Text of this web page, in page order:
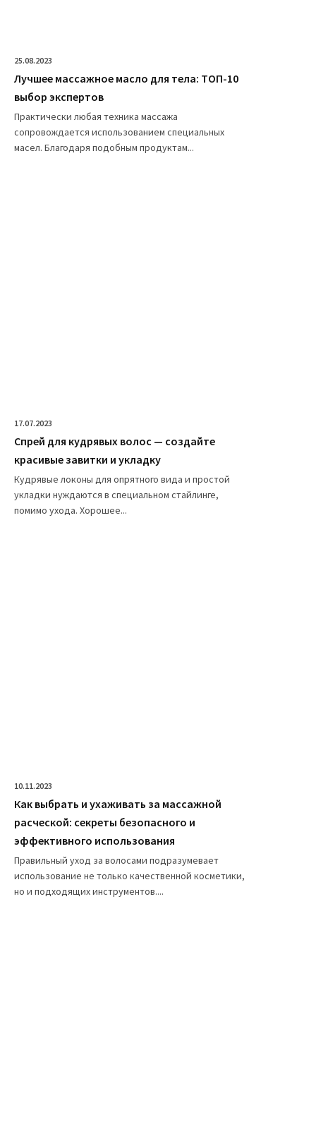
25.08.2023
Лучшее массажное масло для тела: ТОП-10
выбор экспертов
Практически любая техника массажа
сопровождается использованием специальных
масел. Благодаря подобным продуктам...
17.07.2023
Спрей для кудрявых волос — создайте
красивые завитки и укладку
Кудрявые локоны для опрятного вида и простой
укладки нуждаются в специальном стайлинге,
помимо ухода. Хорошее...
10.11.2023
Как выбрать и ухаживать за массажной
расческой: секреты безопасного и
эффективного использования
Правильный уход за волосами подразумевает
использование не только качественной косметики,
но и подходящих инструментов....